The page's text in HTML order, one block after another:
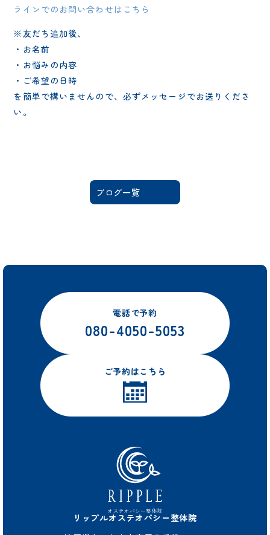
ラインでのお問い合わせはこちら
※友だち追加後、
・お名前
・お悩みの内容
・ご希望の日時
を簡単で構いませんので、必ずメッセージでお送りくださ
い。
ブログ一覧
電話で予約
080-4050-5053
ご予約はこちら
リップルオステオパシー整体院